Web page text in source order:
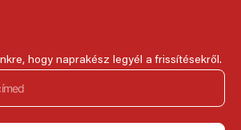
hogy naprakész legyél a frissítésekről.